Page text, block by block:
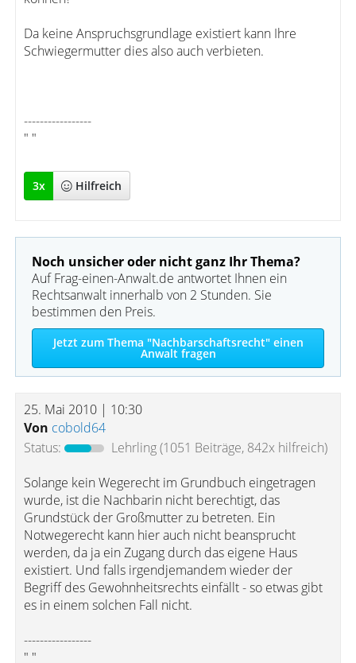
Da keine Anspruchsgrundlage existiert kann Ihre
Schwiegermutter dies also auch verbieten.
-----------------
" "
3x Hilfreich
Noch unsicher oder nicht ganz Ihr Thema?
Auf Frag-einen-Anwalt.de antwortet Ihnen ein
Rechtsanwalt innerhalb von 2 Stunden. Sie
bestimmen den Preis.
Jetzt zum Thema "Nachbarschaftsrecht" einen
Anwalt fragen
25. Mai 2010 | 10:30
Von cobold64
Status:
Lehrling(1051 Beiträge, 842x hilfreich)
Solange kein Wegerecht im Grundbuch eingetragen
wurde, ist die Nachbarin nicht berechtigt, das
Grundstück der Großmutter zu betreten. Ein
Notwegerecht kann hier auch nicht beansprucht
werden, da ja ein Zugang durch das eigene Haus
existiert. Und falls irgendjemandem wieder der
Begriff des Gewohnheitsrechts einfällt - so etwas gibt
es in einem solchen Fall nicht.
-----------------
" "